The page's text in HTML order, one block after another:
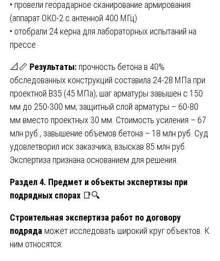
• провели георадарное сканирование армирования
(аппарат ОКО-2 с антенной 400 МГц)
• отобрали 24 керна для лабораторных испытаний на
прессе
📐📏 Результаты: прочность бетона в 40%
обследованных конструкций составила 24-28 МПа при
проектной B35 (45 МПа); шаг арматуры завышен с 150
мм до 250-300 мм; защитный слой арматуры – 60-80
мм вместо проектных 30 мм. Стоимость усиления – 67
млн руб., завышение объемов бетона – 18 млн руб. Суд
удовлетворил иск заказчика, взыскав 85 млн руб.
Экспертиза признана основанием для решения.
Раздел 4. Предмет и объекты экспертизы при
подрядных спорах 📑🔍
Строительная экспертиза работ по договору
подряда может исследовать широкий круг объектов. К
ним относятся: